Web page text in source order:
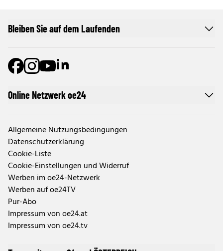
Online Netzwerk oe24
Allgemeine Nutzungsbedingungen
Datenschutzerklärung
Cookie-Liste
Cookie-Einstellungen und Widerruf
Werben im oe24-Netzwerk
Werben auf oe24TV
Pur-Abo
Impressum von oe24.at
Impressum von oe24.tv
Bleiben Sie auf dem Laufenden